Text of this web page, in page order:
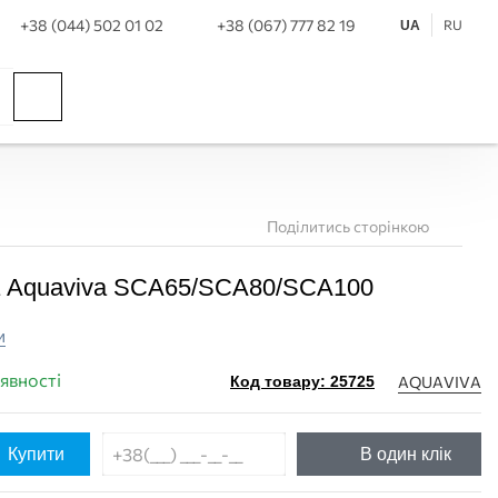
+38 (044) 502 01 02 +38 (067) 777 82 19 UA RU
Поділитись сторінкою
Aquaviva SCA65/SCA80/SCA100
Код товару: 25725 AQUAVIVA
Купити В один клік